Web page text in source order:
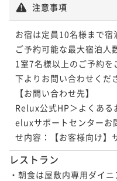
注意事項
お宿は定員10名様まで
ご予約可能な最大宿泊人
1室7名様以上のご予約を
下よりお問い合わせくだ
【お問い合わせ先】
Relux公式HP＞よくある
eluxサポートセンターお
せ内容：【お客様向け】
レストラン
・朝食は屋敷内専用ダイ